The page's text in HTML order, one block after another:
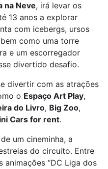
na Neve, irá levar os
13 anos a explorar
com icebergs, ursos
como uma torre
e um escorregador
divertido desafio.
divertir com as atrações
o Espaço Art Play,
do Livro, Big Zoo,
Cars for rent.
um cineminha, a
do circuito. Entre
“DC Liga dos